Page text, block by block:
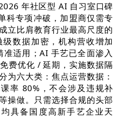
年社区型 AI 自习室口碑
科专项冲破，加盟商仅需专
立比肩教育行业最高尺度的
数据加密，机构营收增加
适用；AI 手艺已全面渗入
费优化 / 延期，实施数据隔
为六大类：焦点运营数据：
率 80%，不会涉及违规补
操做。只需选择合规的头部
具备国度高新手艺企业天